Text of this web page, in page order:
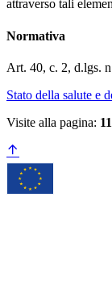
attraverso tali
Normativa
Art. 40, c. 2, d.lgs.
Stato della salute e
Visite alla pagina: